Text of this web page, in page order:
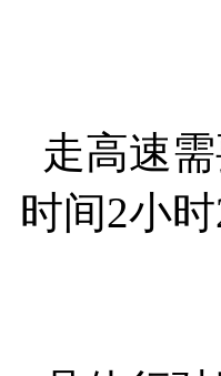
走高速
时间2小时